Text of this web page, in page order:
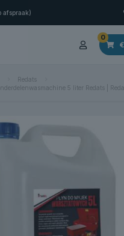
afspraak)
0
Redats
5 liter Redats |